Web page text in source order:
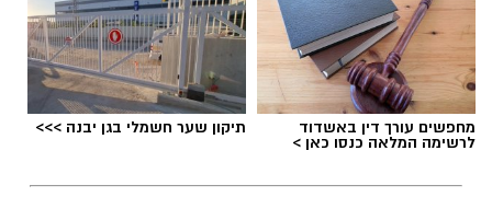
מחפשים עורך דין באשדוד
לרשימה המלאה כנסו כאן >
תיקון שער חשמלי בגן יבנה >>>